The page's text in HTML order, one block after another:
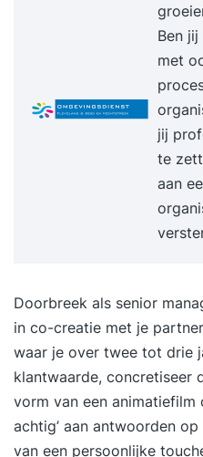
daadkracht: kanaliseer
oefeningen de
Visualisatie: een
bevorderen. Wat
waarom werkt het zo
Ben
met
jij
te
aan
Doorbreek als senior
in co-creatie met je
waar je over twee tot drie
klantwaarde, concretiseer
vorm van een animatiefilm
achtig’ aan antwoorden
van een persoonlijke